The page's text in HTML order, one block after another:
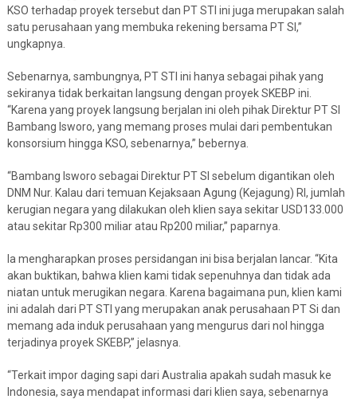
KSO terhadap proyek tersebut dan PT STI ini juga merupakan salah
satu perusahaan yang membuka rekening bersama PT SI,”
ungkapnya.
Sebenarnya, sambungnya, PT STI ini hanya sebagai pihak yang
sekiranya tidak berkaitan langsung dengan proyek SKEBP ini.
“Karena yang proyek langsung berjalan ini oleh pihak Direktur PT SI
Bambang Isworo, yang memang proses mulai dari pembentukan
konsorsium hingga KSO, sebenarnya,” bebernya.
“Bambang Isworo sebagai Direktur PT SI sebelum digantikan oleh
DNM Nur. Kalau dari temuan Kejaksaan Agung (Kejagung) RI, jumlah
kerugian negara yang dilakukan oleh klien saya sekitar USD133.000
atau sekitar Rp300 miliar atau Rp200 miliar,” paparnya.
Ia mengharapkan proses persidangan ini bisa berjalan lancar. “Kita
akan buktikan, bahwa klien kami tidak sepenuhnya dan tidak ada
niatan untuk merugikan negara. Karena bagaimana pun, klien kami
ini adalah dari PT STI yang merupakan anak perusahaan PT Si dan
memang ada induk perusahaan yang mengurus dari nol hingga
terjadinya proyek SKEBP,” jelasnya.
“Terkait impor daging sapi dari Australia apakah sudah masuk ke
Indonesia, saya mendapat informasi dari klien saya, sebenarnya